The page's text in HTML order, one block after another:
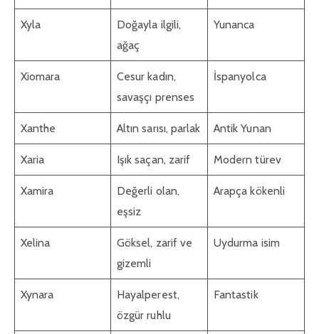
Xyla
Doğayla ilgili,
ağaç
Yunanca
Xiomara
Cesur kadın,
savaşçı prenses
İspanyolca
Xanthe Altın sarısı, parlak Antik Yunan
Xaria Işık saçan, zarif Modern türev
Xamira
Değerli olan,
eşsiz
Arapça kökenli
Xelina
Göksel, zarif ve
gizemli
Uydurma isim
Xynara
Hayalperest,
özgür ruhlu
Fantastik